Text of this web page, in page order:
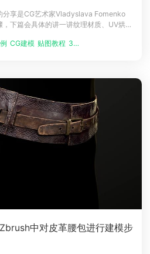
分享是CG艺术家Vladyslava Fomenko
下篇会具体的讲一讲纹理材质、UV烘
平滑的轮廓至关重要，但第一次我没有
CG建模 贴图教程 3D模型教程
中对皮革腰包进行建模步